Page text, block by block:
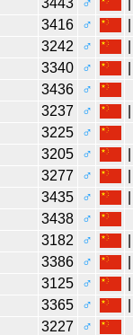
3416 ♂
3242 ♂
3340 ♂
3436
♂
3237 ♂
3225
♂
3205 ♂
3277 ♂
3435 ♂
3438
♂
3182 ♂
3386 ♂
3125 ♂
3365 ♂
3227
♂